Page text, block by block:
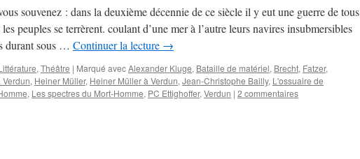
souvenez : dans la deuxième décennie de ce siècle il y eut une guerre de tous
peuples se terrèrent. coulant d’une mer à l’autre leurs navires insubmersibles
durant sous … Continuer la lecture →
, Théâtre | Marqué avecAlexander Kluge, Bataille de matériel, Brecht, Fatzer,
Verdun, Heiner Müller, Heiner Müller à Verdun, Jean-Christophe Bailly, L'ossuaire de
, Les spectres du Mort-Homme, PC Ettighoffer, Verdun | 2 commentaires